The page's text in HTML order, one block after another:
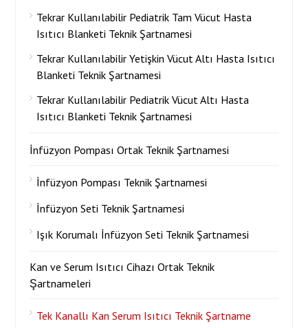
Tekrar Kullanılabilir Pediatrik Tam Vücut Hasta
Isıtıcı Blanketi Teknik Şartnamesi
Tekrar Kullanılabilir Yetişkin Vücut Altı Hasta Isıtıcı
Blanketi Teknik Şartnamesi
Tekrar Kullanılabilir Pediatrik Vücut Altı Hasta
Isıtıcı Blanketi Teknik Şartnamesi
İnfüzyon Pompası Ortak Teknik Şartnamesi
İnfüzyon Pompası Teknik Şartnamesi
İnfüzyon Seti Teknik Şartnamesi
Işık Korumalı İnfüzyon Seti Teknik Şartnamesi
Kan ve Serum Isıtıcı Cihazı Ortak Teknik
Şartnameleri
Tek Kanallı Kan Serum Isıtıcı Teknik Şartname